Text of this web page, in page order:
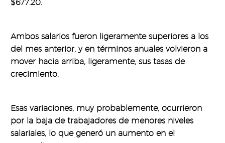
$677.20.
Ambos salarios fueron ligeramente superiores a los
del mes anterior, y en términos anuales volvieron a
mover hacia arriba, ligeramente, sus tasas de
crecimiento.
Esas variaciones, muy probablemente, ocurrieron
por la baja de trabajadores de menores niveles
salariales, lo que generó un aumento en el